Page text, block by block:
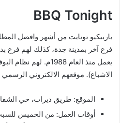
BBQ Tonight
باربيكيو تونايت من أشهر وافضل
فرع آخر بمدينة جدة، كذلك لهم فرع
يعمل منذ العام 1988م.
الاشباع). موقعهم الالكتروني
الموقع: طريق ديراب، حي الشفا